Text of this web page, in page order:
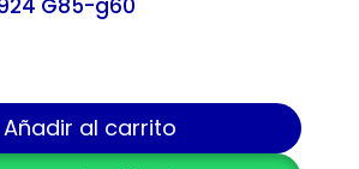
G85-g60
Añadir al carrito